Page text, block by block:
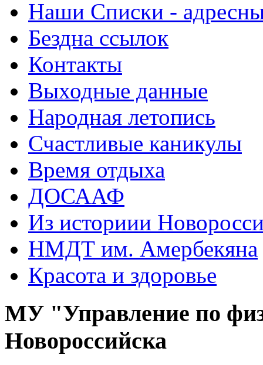
Наши Списки -
Бездна ссылок
Контакты
Выходные данные
Народная летопись
Счастливые каникулы
Время отдыха
ДОСААФ
Из историии
НМДТ им. Амербекяна
Красота и здоровье
МУ "Управление по
Новороссийска